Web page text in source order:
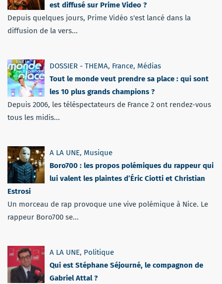
est diffusé sur Prime Video ?
Depuis quelques jours, Prime Vidéo s'est lancé dans la
diffusion de la vers...
DOSSIER - THEMA, France, Médias
Tout le monde veut prendre sa place : qui sont
les 10 plus grands champions ?
Depuis 2006, les téléspectateurs de France 2 ont rendez-vous
tous les midis...
A LA UNE, Musique
Boro700 : les propos polémiques du rappeur qui
lui valent les plaintes d’Éric Ciotti et Christian
Estrosi
Un morceau de rap provoque une vive polémique à Nice. Le
rappeur Boro700 se...
A LA UNE, Politique
Qui est Stéphane Séjourné, le compagnon de
Gabriel Attal ?